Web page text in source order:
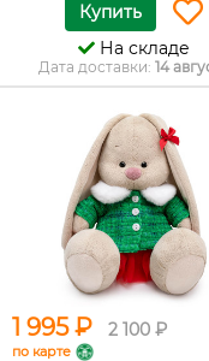
Купить
На складе
Дата доставки: 14
1 995 ₽ 2 100 ₽
по карте